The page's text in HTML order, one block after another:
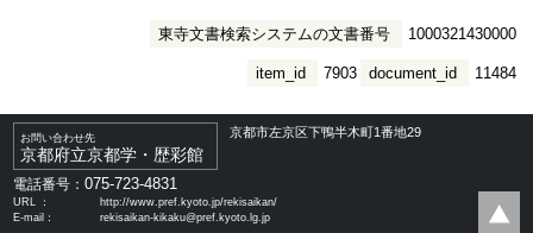
東寺文書検索システムの文書番号 1000321430000
document_id 11484
item_id 7903
お問い合わせ先
京都府立京都学・歴彩館
京都市左京区下鴨半木町1番地29
電話番号：075-723-4831
URL ：
http://www.pref.kyoto.jp/rekisaikan/
E-mail：
rekisaikan-kikaku@pref.kyoto.lg.jp